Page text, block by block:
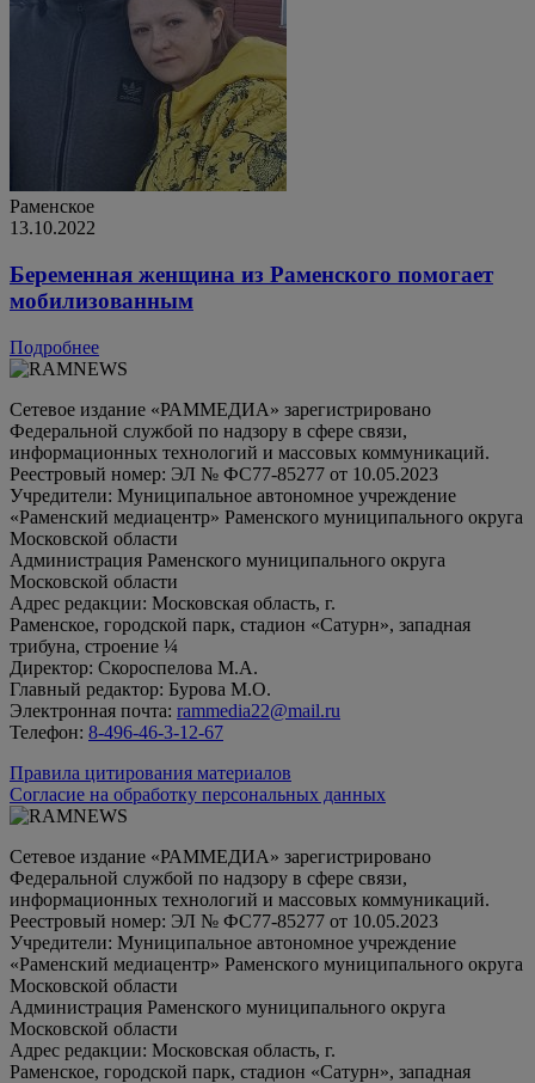
Раменское
13.10.2022
Беременная женщина из Раменского помогает
мобилизованным
Подробнее
Сетевое издание «РАММЕДИА» зарегистрировано
Федеральной службой по надзору в сфере связи,
информационных технологий и массовых коммуникаций.
Реестровый номер: ЭЛ № ФС77-85277 от 10.05.2023
Учредители: Муниципальное автономное учреждение
«Раменский медиацентр» Раменского муниципального округа
Московской области
Администрация Раменского муниципального округа
Московской области
Адрес редакции: Московская область, г.
Раменское, городской парк, стадион «Сатурн», западная
трибуна, строение ¼
Директор: Скороспелова М.А.
Главный редактор: Бурова М.О.
Электронная почта: rammedia22@mail.ru
Телефон: 8-496-46-3-12-67
Правила цитирования материалов
Согласие на обработку персональных данных
Сетевое издание «РАММЕДИА» зарегистрировано
Федеральной службой по надзору в сфере связи,
информационных технологий и массовых коммуникаций.
Реестровый номер: ЭЛ № ФС77-85277 от 10.05.2023
Учредители: Муниципальное автономное учреждение
«Раменский медиацентр» Раменского муниципального округа
Московской области
Администрация Раменского муниципального округа
Московской области
Адрес редакции: Московская область, г.
Раменское, городской парк, стадион «Сатурн», западная